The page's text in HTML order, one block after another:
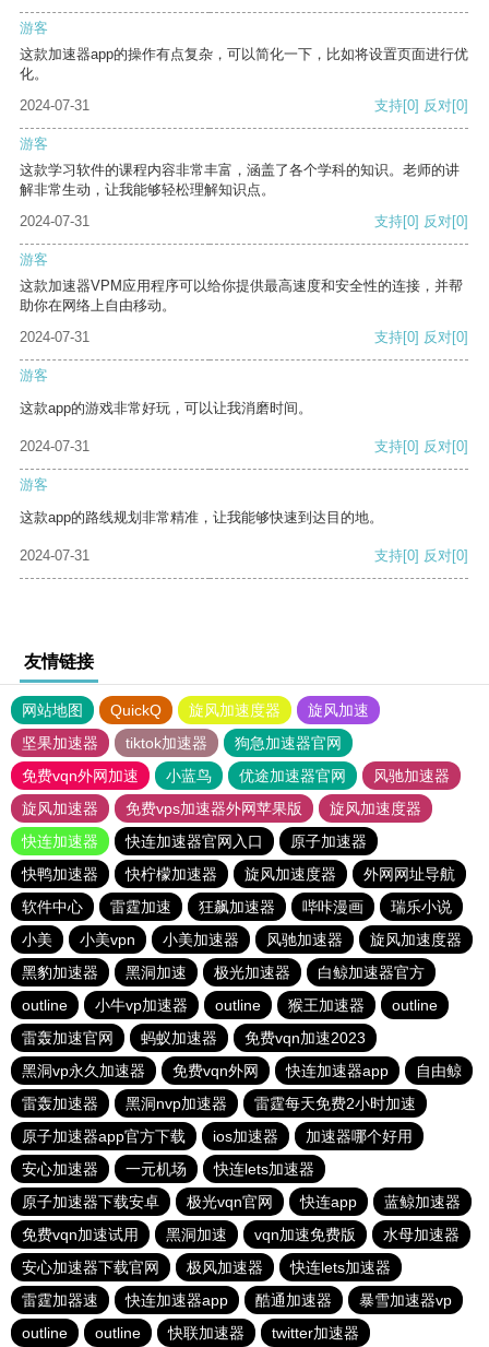
游客
这款加速器app的操作有点复杂，可以简化一下，比如将设置页面进行优
化。
2024-07-31
支持[0] 反对[0]
游客
这款学习软件的课程内容非常丰富，涵盖了各个学科的知识。老师的讲
解非常生动，让我能够轻松理解知识点。
2024-07-31
支持[0] 反对[0]
游客
这款加速器VPM应用程序可以给你提供最高速度和安全性的连接，并帮
助你在网络上自由移动。
2024-07-31
支持[0] 反对[0]
游客
这款app的游戏非常好玩，可以让我消磨时间。
2024-07-31 支持[0] 反对[0]
游客
这款app的路线规划非常精准，让我能够快速到达目的地。
2024-07-31 支持[0] 反对[0]
友情链接
网站地图 QuickQ 旋风加速度器
旋风加速
坚果加速器
tiktok加速器
狗急加速器官网
免费vqn外网加速
小蓝鸟 优途加速器官网
风驰加速器
旋风加速器
免费vps加速器外网苹果版
旋风加速度器
快连加速器
快连加速器官网入口
原子加速器
快鸭加速器
快柠檬加速器 旋风加速度器
外网网址导航
软件中心
雷霆加速 狂飙加速器 哔咔漫画
瑞乐小说
小美
小美vpn 小美加速器 风驰加速器
旋风加速度器
黑豹加速器
黑洞加速 极光加速器
白鲸加速器官方
outline
小牛vp加速器 outline 猴王加速器
outline
雷轰加速官网
蚂蚁加速器
免费vqn加速2023
黑洞vp永久加速器
免费vqn外网 快连加速器app
自由鲸
雷轰加速器
黑洞nvp加速器
雷霆每天免费2小时加速
原子加速器app官方下载
ios加速器
加速器哪个好用
安心加速器
一元机场
快连lets加速器
原子加速器下载安卓
极光vqn官网 快连app
蓝鲸加速器
免费vqn加速试用
黑洞加速 vqn加速免费版
水母加速器
安心加速器下载官网
极风加速器
快连lets加速器
雷霆加器速
快连加速器app 酷通加速器
暴雪加速器vp
outline
outline 快联加速器 twitter加速器